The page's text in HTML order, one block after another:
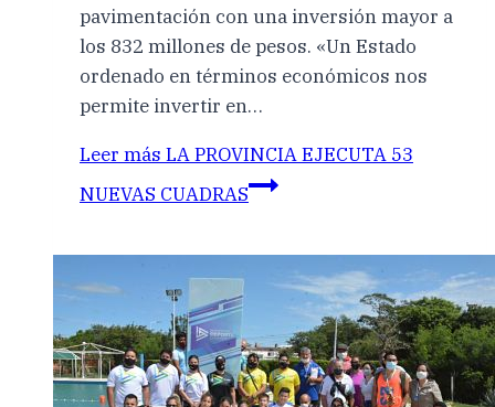
pavimentación con una inversión mayor a
los 832 millones de pesos. «Un Estado
ordenado en términos económicos nos
permite invertir en…
Leer más LA PROVINCIA EJECUTA 53
NUEVAS CUADRAS